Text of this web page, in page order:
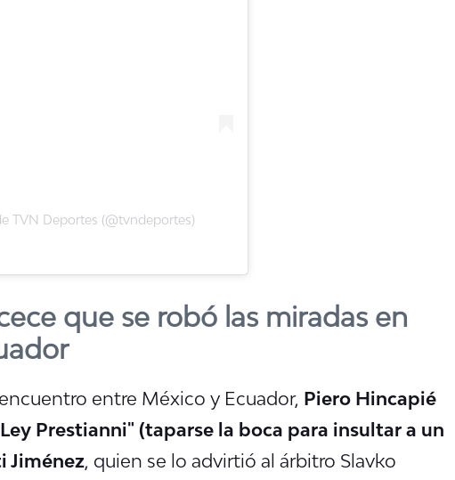
TVN Deportes (@tvndeportes)
que se robó las miradas en
entre México y Ecuador, Piero Hincapié
Prestianni" (taparse la boca para insultar a un
Jiménez, quien se lo advirtió al árbitro Slavko